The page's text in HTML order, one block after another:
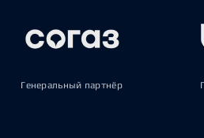
Генеральный партнёр